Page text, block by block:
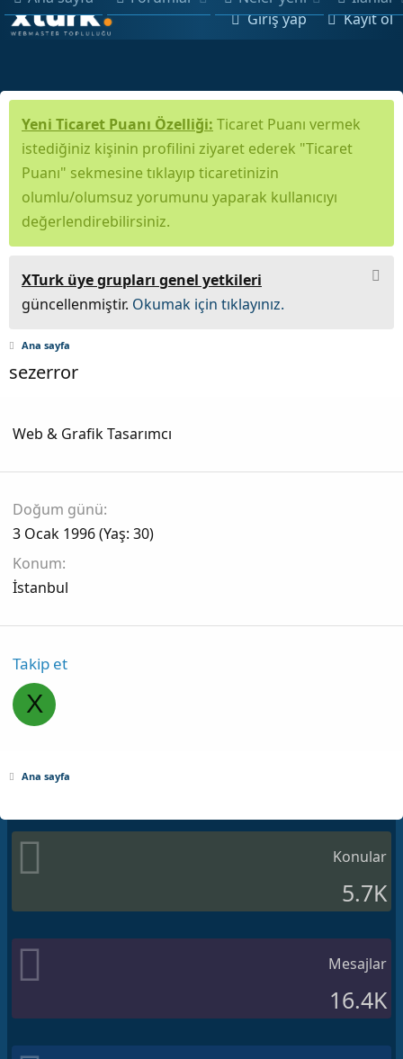
Giriş yap Kayıt ol
Yeni Ticaret Puanı Özelliği: Ticaret Puanı vermek
istediğiniz kişinin profilini ziyaret ederek "Ticaret
Puanı" sekmesine tıklayıp ticaretinizin
olumlu/olumsuz yorumunu yaparak kullanıcıyı
değerlendirebilirsiniz.
XTurk üye grupları genel yetkileri
güncellenmiştir. Okumak için tıklayınız.
Ana sayfa
sezerror
Web & Grafik Tasarımcı
Doğum günü
3 Ocak 1996 (Yaş: 30)
Konum
İstanbul
Takip et
X
Ana sayfa
Konular
5.7K
Mesajlar
16.4K